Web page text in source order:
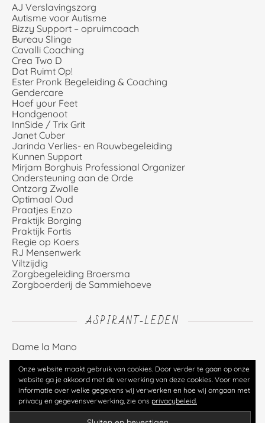
AJ Verslavingszorg
Autisme voor Autisme
Bizzy Support – opruimcoach
Bureau Slinge
Cavalli Coaching
Crea Two D
Dat Ruimt Op!
Ester Pronk Begeleiding & Coaching
Gendercare
Hoef your Feet
Hondgenoot
InnSide / Trix Grit
Janet Cuber
Jarinda Verlies- en Rouwbegeleiding
Kunnen Support
Mirjam Borghuis Professional Organizer
Ondersteuning aan de Orde
Ontzorg Zwolle
Optimaal Oud
Praatjes Enzo
Praktijk Borging
Praktijk Fortis
Regie op Koers
RJ Mensenwerk
Viltzijdig
Zorgbegeleiding Broersma
Zorgboerderij de Sammiehoeve
ASPIRANT-LEDEN
Dame la Mano
© Zorgcoöperatie Klaver4you U.A. (2026)
Contact Privacy Inloggen
Onze website maakt gebruik van cookies. Door verder te gaan op onze
website ga je akkoord met de verwerking van deze cookies. Voor meer
informatie over welke gegevens wij verwerken en hoe wij omgaan met
privacy en gegevensverwerking, zie ons privacybeleid.